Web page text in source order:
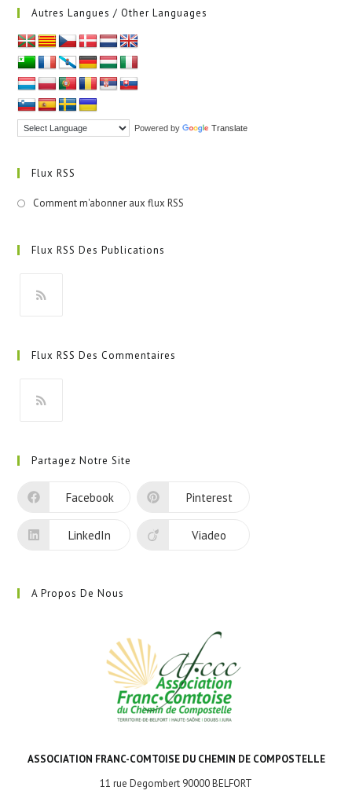
Autres Langues / Other Languages
Powered by Translate
Flux RSS
Comment m'abonner aux flux RSS
Flux RSS Des Publications
un
onglet
Flux RSS Des Commentaires
un
nouvel
Partagez Notre Site
Facebook Pinterest
LinkedIn Viadeo
A Propos De Nous
ASSOCIATION FRANC-COMTOISE DU CHEMIN DE COMPOSTELLE
11 rue Degombert 90000 BELFORT